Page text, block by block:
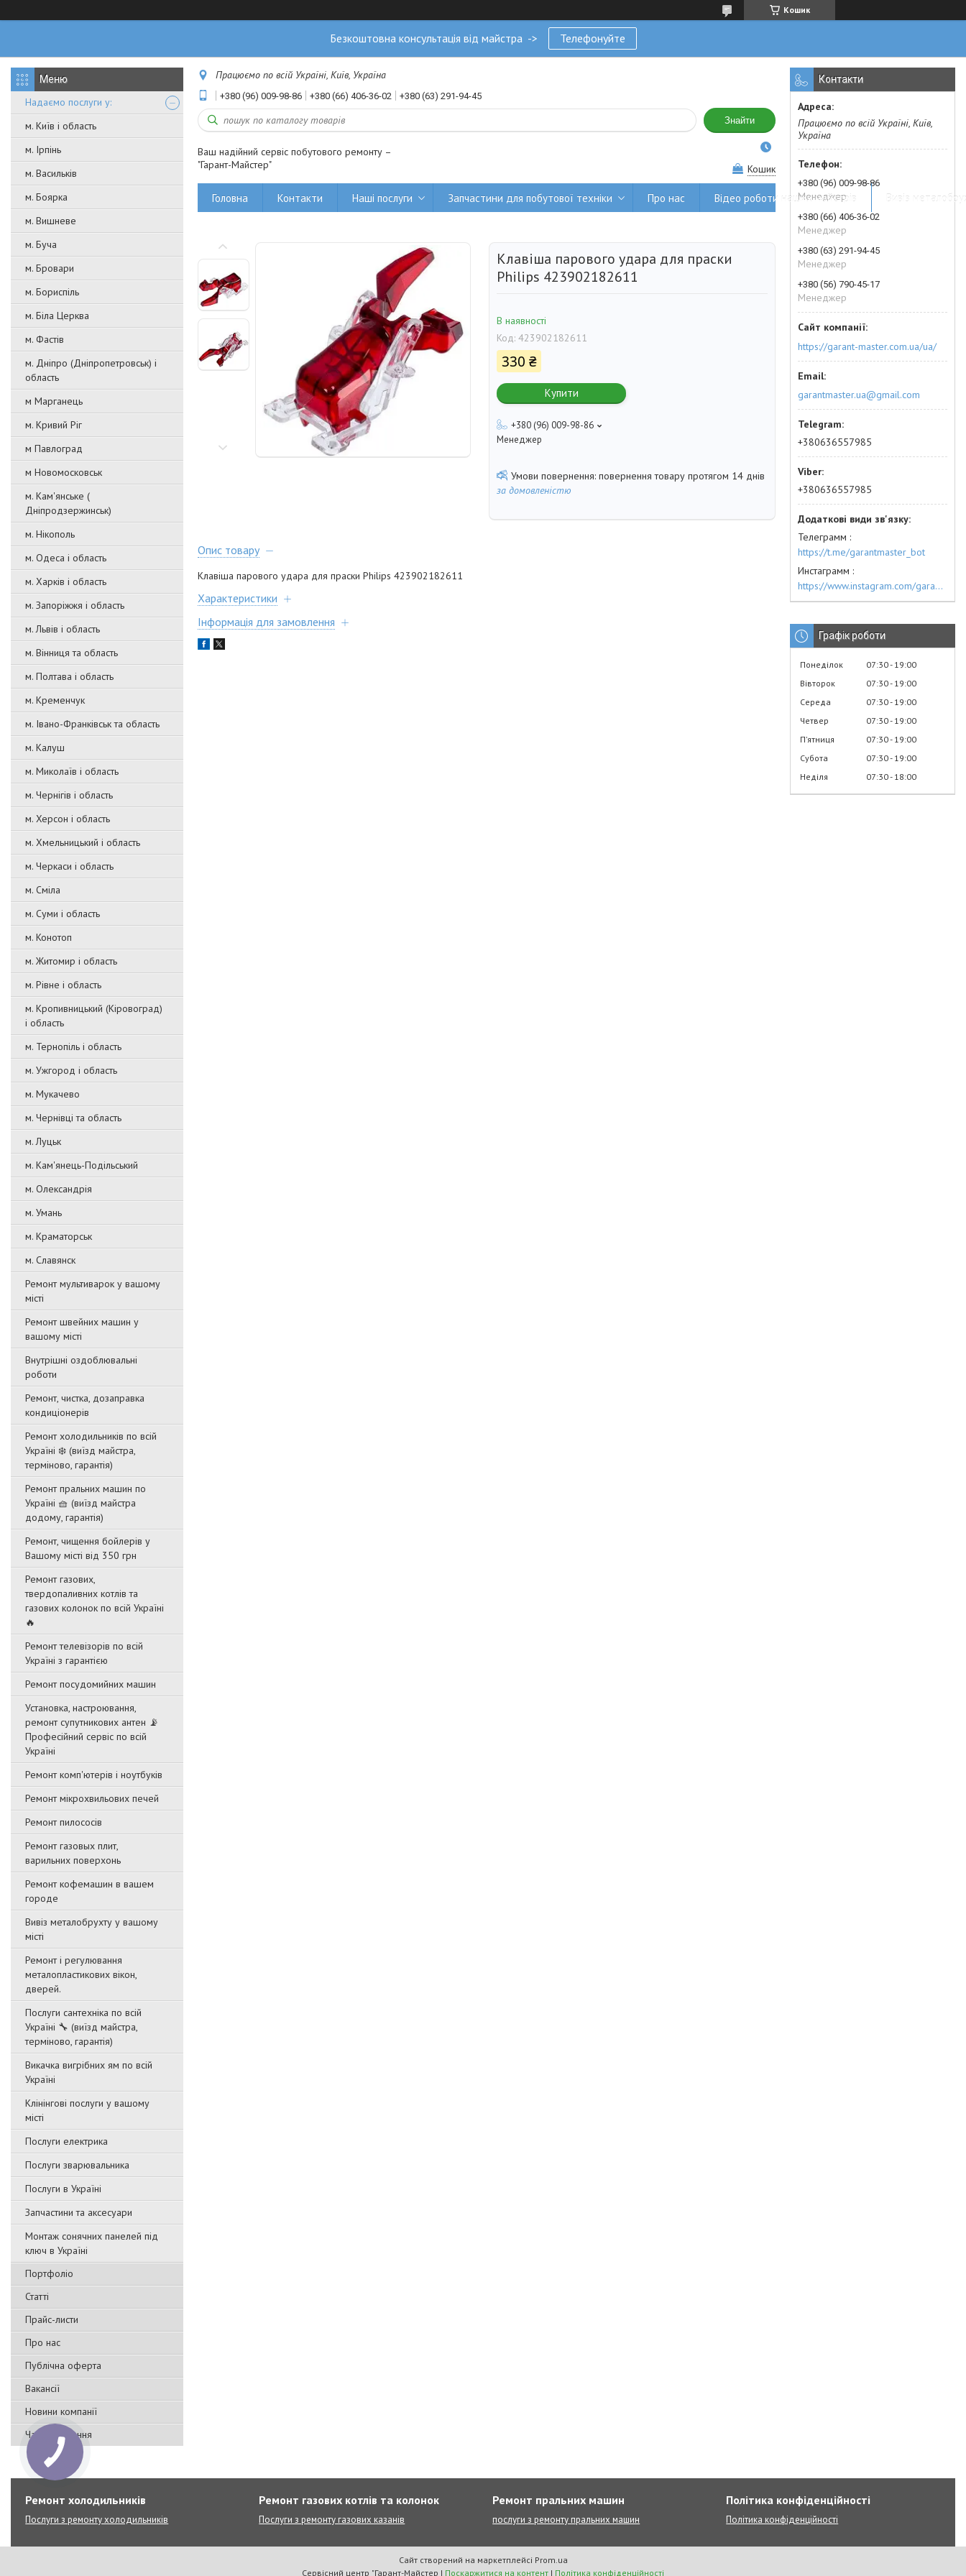
Кошик
Безкоштовна консультація від майстра -> Телефонуйте
Надаємо послуги у:
м. Київ і область
м. Ірпінь
м. Васильків
м. Боярка
м. Вишневе
м. Буча
м. Бровари
м. Бориспіль
м. Біла Церква
м. Фастів
м. Дніпро (Дніпропетровськ) і
область
м Марганець
м. Кривий Ріг
м Павлоград
м Новомосковськ
м. Кам'янське (
Дніпродзержинськ)
м. Нікополь
м. Одеса і область
м. Харків і область
м. Запоріжжя і область
м. Львів і область
м. Вінниця та область
м. Полтава і область
м. Кременчук
м. Івано-Франківськ та область
м. Калуш
м. Миколаїв і область
м. Чернігів і область
м. Херсон і область
м. Хмельницький і область
м. Черкаси і область
м. Сміла
м. Суми і область
м. Конотоп
м. Житомир і область
м. Рівне і область
м. Кропивницький (Кіровоград)
і область
м. Тернопіль і область
м. Ужгород і область
м. Мукачево
м. Чернівці та область
м. Луцьк
м. Кам'янець-Подільський
м. Олександрія
м. Умань
м. Краматорськ
м. Славянск
Ремонт мультиварок у вашому
місті
Ремонт швейних машин у
вашому місті
Внутрішні оздоблювальні
роботи
Ремонт, чистка, дозаправка
кондиціонерів
Ремонт холодильників по всій
Україні ❄️ (виїзд майстра,
терміново, гарантія)
Ремонт пральних машин по
Україні 🧺 (виїзд майстра
додому, гарантія)
Ремонт, чищення бойлерів у
Вашому місті від 350 грн
Ремонт газових,
твердопаливних котлів та
газових колонок по всій Україні
🔥
Ремонт телевізорів по всій
Україні з гарантією
Ремонт посудомийних машин
Установка, настроювання,
ремонт супутникових антен 📡
Професійний сервіс по всій
Україні
Ремонт комп'ютерів і ноутбуків
Ремонт мікрохвильових печей
Ремонт пилососів
Ремонт газовых плит,
варильних поверхонь
Ремонт кофемашин в вашем
городе
Вивіз металобрухту у вашому
місті
Ремонт і регулювання
металопластикових вікон,
дверей.
Послуги сантехніка по всій
Україні 🔧 (виїзд майстра,
терміново, гарантія)
Викачка вигрібних ям по всій
Україні
Клінінгові послуги у вашому
місті
Послуги електрика
Послуги зварювальника
Послуги в Україні
Запчастини та аксесуари
Монтаж сонячних панелей під
ключ в Україні
Портфоліо
Статті
Прайс-листи
Про нас
Публічна оферта
Вакансії
Новини компанії
Часті запитання
Працюємо по всій Україні, Київ, Україна
+380 (96) 009-98-86 +380 (66) 406-36-02 +380 (63) 291-94-45
Знайти
Ваш надійний сервіс побутового ремонту –
"Гарант-Майстер"
Кошик
Головна Контакти Наші послуги Запчастини для побутової техніки Про нас Відео роботи наших майстрів Вивіз
Клавіша парового удара для праски
Philips 423902182611
В наявності
Код: 423902182611
330 ₴
Купити
+380 (96) 009-98-86
Менеджер
повернення товару протягом 14 днів
за домовленістю
Опис товару
Клавіша парового удара для праски Philips 423902182611
Характеристики
Інформація для замовлення
Контакти
Працюємо по всій Україні, Київ,
Україна
+380 (96) 009-98-86
Менеджер
+380 (66) 406-36-02
Менеджер
+380 (63) 291-94-45
Менеджер
+380 (56) 790-45-17
Менеджер
https://garant-master.com.ua/ua/
garantmaster.ua@gmail.com
+380636557985
+380636557985
Телеграмм
https://t.me/garantmaster_bot
Инстаграмм
https://www.instagram.com/garantmaster.ua/
Графік роботи
Понеділок 07:30 19:00
Вівторок
07:30 19:00
Середа
07:30 19:00
Четвер
07:30 19:00
Пʼятниця
07:30 19:00
Субота
07:30 19:00
Неділя
07:30 18:00
Ремонт холодильників
Послуги з ремонту холодильників
Ремонт газових котлів та колонок
Послуги з ремонту газових казанів
Ремонт пральних машин
послуги з ремонту пральних машин
Політика конфіденційності
Політика конфіденційності
Сайт створений на маркетплейсі Prom.ua
Сервісний центр "Гарант-Майстер | Поскаржитися на контент | Політика конфіденційності